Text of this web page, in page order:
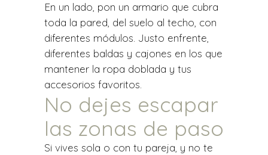
En un lado, pon un armario que cubra
toda la pared, del suelo al techo, con
diferentes módulos. Justo enfrente,
diferentes baldas y cajones en los que
mantener la ropa doblada y tus
accesorios favoritos.
No dejes escapar
las zonas de paso
Si vives sola o con tu pareja, y no te